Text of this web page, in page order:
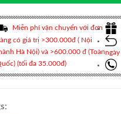
Miễn phí vận chuyển với đơn
có giá trị >300.000đ ( Nội
Hà Nội) và >600.000 đ (Toàn
(tối đa 35.000đ)
ngày